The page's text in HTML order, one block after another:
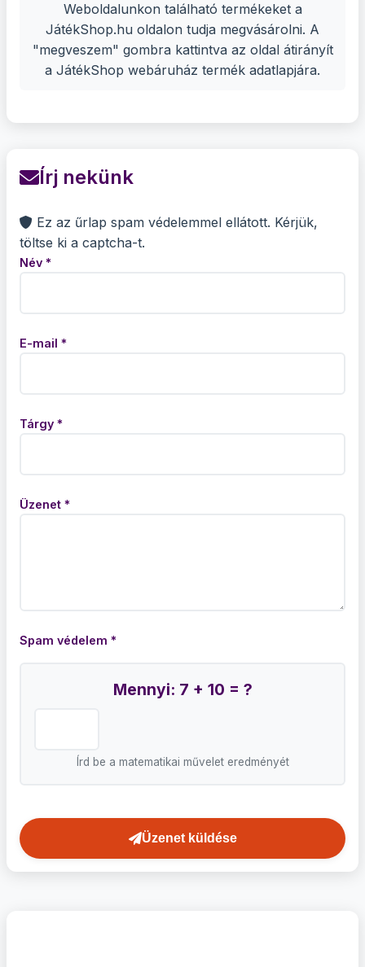
Weboldalunkon található termékeket a
JátékShop.hu oldalon tudja megvásárolni. A
"megveszem" gombra kattintva az oldal átirányít
a JátékShop webáruház termék adatlapjára.
Írj nekünk
Ez az űrlap spam védelemmel ellátott. Kérjük,
töltse ki a captcha-t.
Név *
E-mail *
Tárgy *
Üzenet *
Spam védelem *
Mennyi: 7 + 10 = ?
Írd be a matematikai művelet eredményét
Üzenet küldése